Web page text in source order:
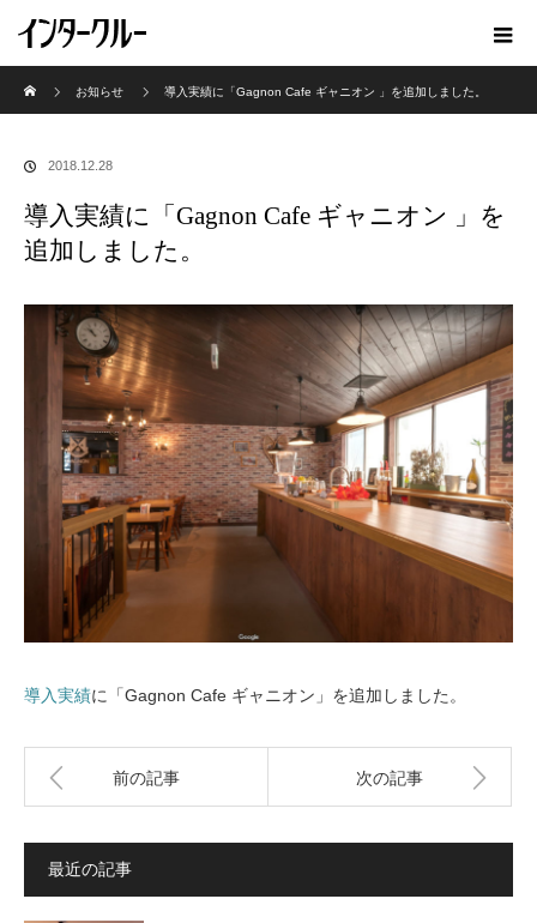
お知らせ
導入実績に「Gagnon Cafe ギャニオン 」を追加しました。
2018.12.28
導入実績に「Gagnon Cafe ギャニオン 」を
追加しました。
導入実績に「Gagnon Cafe ギャニオン」を追加しました。
前の記事 次の記事
最近の記事